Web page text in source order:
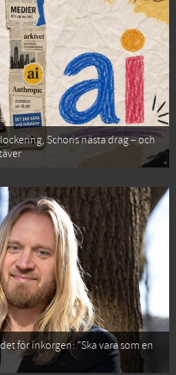
Schoris nästa drag – och
för inkorgen: ”Ska vara som en